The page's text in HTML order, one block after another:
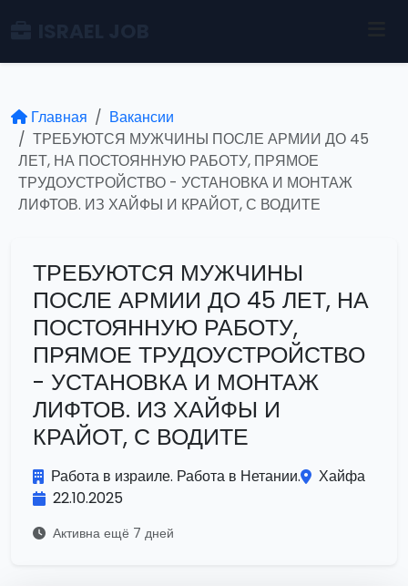
Главная
Вакансии
ТРЕБУЮТСЯ МУЖЧИНЫ ПОСЛЕ АРМИИ ДО 45
ЛЕТ, НА ПОСТОЯННУЮ РАБОТУ, ПРЯМОЕ
ТРУДОУСТРОЙСТВО - УСТАНОВКА И МОНТАЖ
ЛИФТОВ. ИЗ ХАЙФЫ И КРАЙОТ, С ВОДИТЕ
ТРЕБУЮТСЯ МУЖЧИНЫ
ПОСЛЕ АРМИИ ДО 45 ЛЕТ, НА
ПОСТОЯННУЮ РАБОТУ,
ПРЯМОЕ ТРУДОУСТРОЙСТВО
- УСТАНОВКА И МОНТАЖ
ЛИФТОВ. ИЗ ХАЙФЫ И
КРАЙОТ, С ВОДИТЕ
Работа в израиле. Работа в Нетании.
Хайфа
22.10.2025
Активна ещё 7 дней